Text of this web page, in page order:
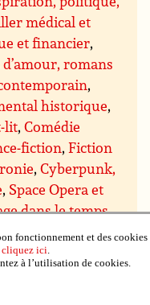
médical et
et financier,
romans
,
historique,
lit,Comédie
fiction,Fiction
,Cyberpunk,
, Space Opera et
dans le temps,
Terreur ,
Créatures
fantôme, fée,
médiévale
fonctionnement et des cookies
cliquez ici.
à l’utilisation de cookies.